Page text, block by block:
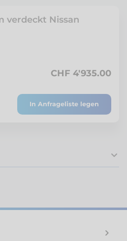
verdeckt Nissan
CHF 4'935.00
In Anfrageliste legen